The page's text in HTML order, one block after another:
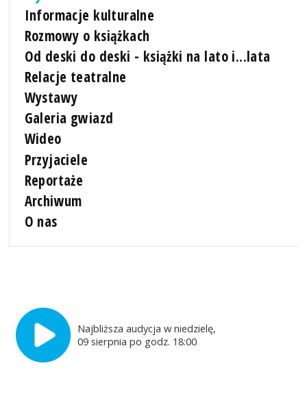
Informacje kulturalne
Rozmowy o książkach
Od deski do deski - książki na lato i...lata
Relacje teatralne
Wystawy
Galeria gwiazd
Wideo
Przyjaciele
Reportaże
Archiwum
O nas
Najbliższa audycja w niedzielę,
09 sierpnia po godz. 18:00